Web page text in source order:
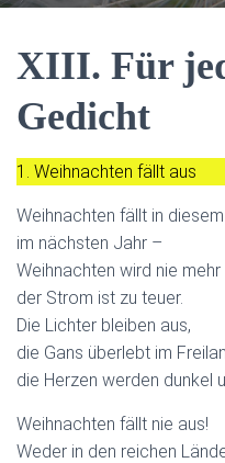
XIII. Für
Gedicht
1. Weihnachten fällt aus
Weihnachten fällt in
im nächsten Jahr –
Weihnachten wird nie
der Strom ist zu teuer.
Die Lichter bleiben aus,
die Gans überlebt im
die Herzen werden dunkel
Weihnachten fällt nie aus!
Weder in den reichen